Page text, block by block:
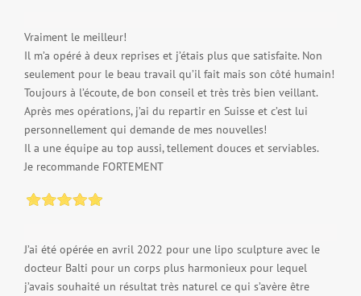
Vraiment le meilleur!
Il m’a opéré à deux reprises et j’étais plus que satisfaite. Non
seulement pour le beau travail qu’il fait mais son côté humain!
Toujours à l’écoute, de bon conseil et très très bien veillant.
Après mes opérations, j’ai du repartir en Suisse et c’est lui
personnellement qui demande de mes nouvelles!
Il a une équipe au top aussi, tellement douces et serviables.
Je recommande FORTEMENT
J’ai été opérée en avril 2022 pour une lipo sculpture avec le
docteur Balti pour un corps plus harmonieux pour lequel
j’avais souhaité un résultat très naturel ce qui s’avère être